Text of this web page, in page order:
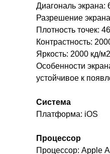
Диагональ экрана:
Разрешение
Плотность точек:
Контрастность:
Яркость: 2000 кд/м2
Особенности
устойчивое к
Система
Платформа: iOS
Процессор
Процессор: Apple